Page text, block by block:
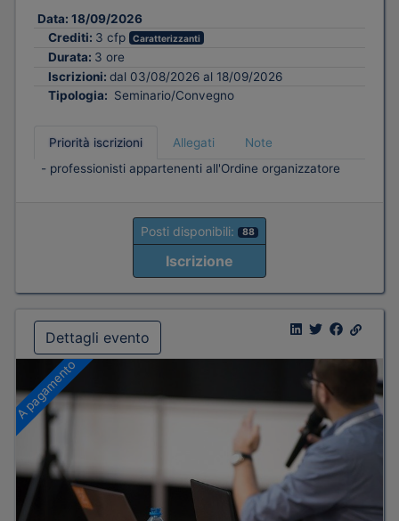
Data: 18/09/2026
Crediti: 3 cfp Caratterizzanti
Durata: 3 ore
Iscrizioni: dal 03/08/2026 al 18/09/2026
Tipologia: Seminario/Convegno
Priorità iscrizioni Allegati
Note
- professionisti appartenenti all'Ordine organizzatore
Posti disponibili: 88
Iscrizione
Dettagli evento
A pagamento